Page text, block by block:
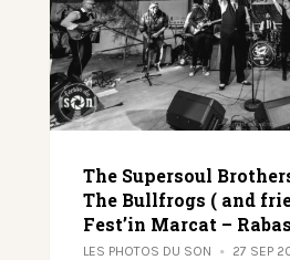
The Supersoul
The Bullfrogs ( and
Fest’in Marcat –
LES PHOTOS DU SON 27 SEP